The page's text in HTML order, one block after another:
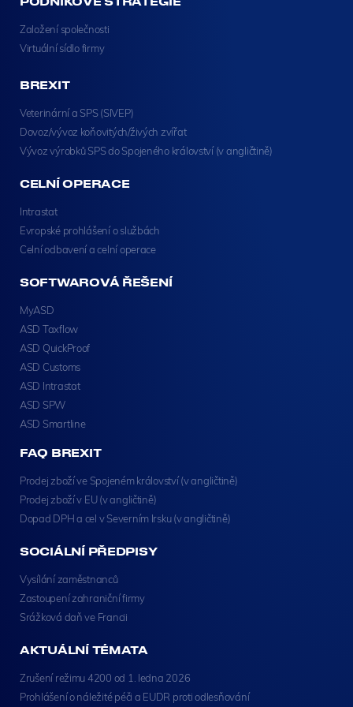
Založení společnosti
Virtuální sídlo firmy
BREXIT
Veterinární a SPS (SIVEP)
Dovoz/vývoz koňovitých/živých zvířat
Vývoz výrobků SPS do Spojeného království (v angličtině)
CELNÍ OPERACE
Intrastat
Evropské prohlášení o službách
Celní odbavení a celní operace
SOFTWAROVÁ ŘEŠENÍ
MyASD
ASD Taxflow
ASD QuickProof
ASD Customs
ASD Intrastat
ASD SPW
ASD Smartline
FAQ BREXIT
Prodej zboží ve Spojeném království (v angličtině)
Prodej zboží v EU (v angličtině)
Dopad DPH a cel v Severním Irsku (v angličtině)
SOCIÁLNÍ PŘEDPISY
Vysílání zaměstnanců
Zastoupení zahraniční firmy
Srážková daň ve Francii
AKTUÁLNÍ TÉMATA
Zrušení režimu 4200 od 1. ledna 2026
Prohlášení o náležité péči a EUDR proti odlesňování